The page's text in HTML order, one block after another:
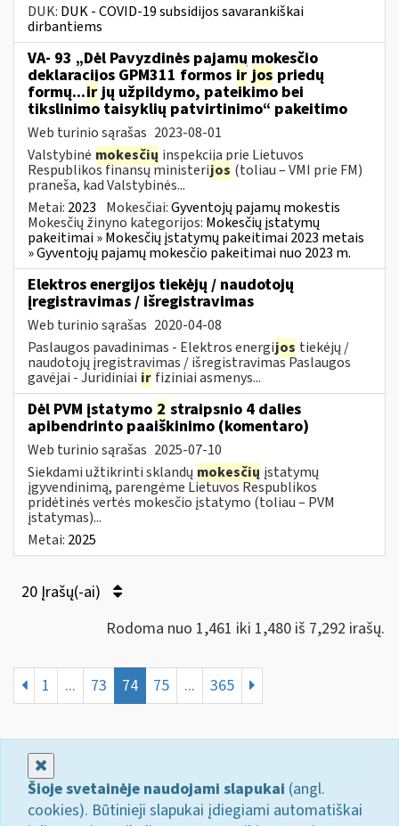
DUK: DUK - COVID-19 subsidijos savarankiškai
dirbantiems
VA- 93 „Dėl Pavyzdinės pajamų mokesčio
deklaracijos GPM311 formos ir jos priedų
formų...irjų užpildymo, pateikimo bei
tikslinimo taisyklių patvirtinimo“ pakeitimo
Web turinio sąrašas 2023-08-01
Valstybinė mokesčių inspekcija prie Lietuvos
Respublikos finansų ministerijos (toliau – VMI prie FM)
praneša, kad Valstybinės...
Metai: 2023 Mokesčiai:Gyventojų pajamų mokestis
Mokesčių žinyno kategorijos: Mokesčių įstatymų
pakeitimai » Mokesčių įstatymų pakeitimai 2023 metais
» Gyventojų pajamų mokesčio pakeitimai nuo 2023 m.
Elektros energijos tiekėjų / naudotojų
įregistravimas / išregistravimas
Web turinio sąrašas 2020-04-08
Paslaugos pavadinimas - Elektros energijos tiekėjų /
naudotojų įregistravimas / išregistravimas Paslaugos
gavėjai - Juridiniai ir fiziniai asmenys...
Dėl PVM įstatymo 2 straipsnio 4 dalies
apibendrinto paaiškinimo (komentaro)
Web turinio sąrašas 2025-07-10
Siekdami užtikrinti sklandų mokesčių įstatymų
įgyvendinimą, parengėme Lietuvos Respublikos
pridėtinės vertės mokesčio įstatymo (toliau – PVM
įstatymas)...
Metai: 2025
20 Įrašų(-ai)
Rodoma nuo 1,461 iki 1,480 iš 7,292 irašų.
1 ... 73 74 75 ... 365
Šioje svetainėje naudojami slapukai (angl.
cookies). Būtinieji slapukai įdiegiami automatiškai